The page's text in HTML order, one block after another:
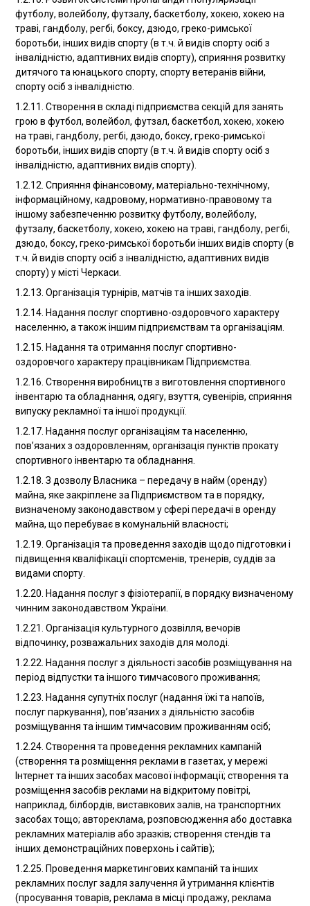
футболу, волейболу, футзалу, баскетболу, хокею, хокею на
траві, гандболу, регбі, боксу, дзюдо, греко-римської
боротьби, інших видів спорту (в т.ч. й видів спорту осіб з
інвалідністю, адаптивних видів спорту), сприяння розвитку
дитячого та юнацького спорту, спорту ветеранів війни,
спорту осіб з інвалідністю.
1.2.11. Створення в складі підприємства секцій для занять
грою в футбол, волейбол, футзал, баскетбол, хокею, хокею
на траві, гандболу, регбі, дзюдо, боксу, греко-римської
боротьби, інших видів спорту (в т.ч. й видів спорту осіб з
інвалідністю, адаптивних видів спорту).
1.2.12. Сприяння фінансовому, матеріально-технічному,
інформаційному, кадровому, нормативно-правовому та
іншому забезпеченню розвитку футболу, волейболу,
футзалу, баскетболу, хокею, хокею на траві, гандболу, регбі,
дзюдо, боксу, греко-римської боротьби інших видів спорту (в
т.ч. й видів спорту осіб з інвалідністю, адаптивних видів
спорту) у місті Черкаси.
1.2.13. Організація турнірів, матчів та інших заходів.
1.2.14. Надання послуг спортивно-оздоровчого характеру
населенню, а також іншим підприємствам та організаціям.
1.2.15. Надання та отримання послуг спортивно-
оздоровчого характеру працівникам Підприємства.
1.2.16. Створення виробництв з виготовлення спортивного
інвентарю та обладнання, одягу, взуття, сувенірів, сприяння
випуску рекламної та іншої продукції.
1.2.17. Надання послуг організаціям та населенню,
пов’язаних з оздоровленням, організація пунктів прокату
спортивного інвентарю та обладнання.
1.2.18. З дозволу Власника – передачу в найм (оренду)
майна, яке закріплене за Підприємством та в порядку,
визначеному законодавством у сфері передачі в оренду
майна, що перебуває в комунальній власності;
1.2.19. Організація та проведення заходів щодо підготовки і
підвищення кваліфікації спортсменів, тренерів, суддів за
видами спорту.
1.2.20. Надання послуг з фізіотерапії, в порядку визначеному
чинним законодавством України.
1.2.21. Організація культурного дозвілля, вечорів
відпочинку, розважальних заходів для молоді.
1.2.22. Надання послуг з діяльності засобів розміщування на
період відпустки та іншого тимчасового проживання;
1.2.23. Надання супутніх послуг (надання їжі та напоїв,
послуг паркування), пов’язаних з діяльністю засобів
розміщування та іншим тимчасовим проживанням осіб;
1.2.24. Створення та проведення рекламних кампаній
(створення та розміщення реклами в газетах, у мережі
Інтернет та інших засобах масової інформації; створення та
розміщення засобів реклами на відкритому повітрі,
наприклад, білбордів, виставкових залів, на транспортних
засобах тощо; автореклама, розповсюдження або доставка
рекламних матеріалів або зразків; створення стендів та
інших демонстраційних поверхонь і сайтів);
1.2.25. Проведення маркетингових кампаній та інших
рекламних послуг задля залучення й утримання клієнтів
(просування товарів, реклама в місці продажу, реклама